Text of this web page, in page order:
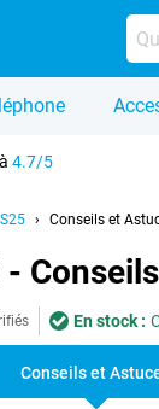
à4.7/5
Conseils et
En stock :
Conseils et